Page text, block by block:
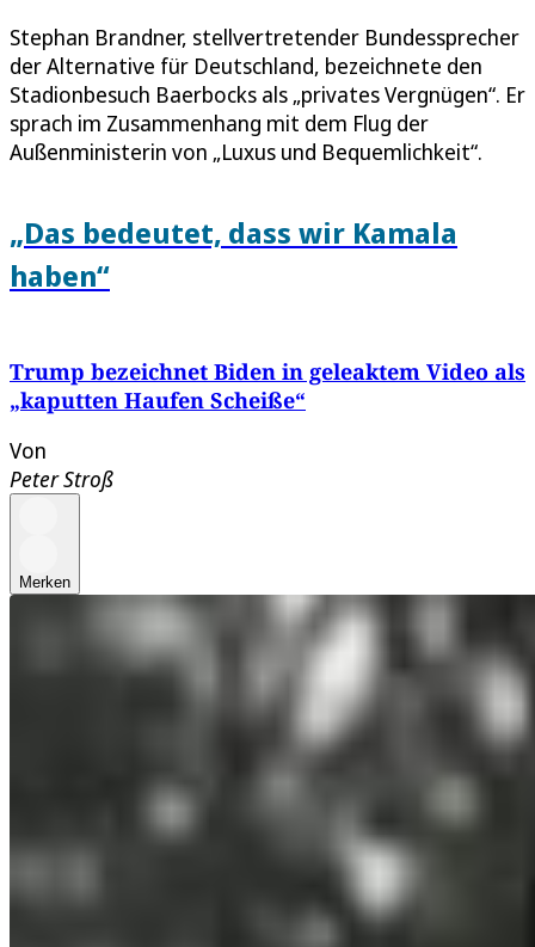
Stephan Brandner, stellvertretender Bundessprecher
der Alternative für Deutschland, bezeichnete den
Stadionbesuch Baerbocks als „privates Vergnügen“. Er
sprach im Zusammenhang mit dem Flug der
Außenministerin von „Luxus und Bequemlichkeit“.
„Das bedeutet, dass wir Kamala
haben“
Trump bezeichnet Biden in geleaktem Video als
„kaputten Haufen Scheiße“
Von
Peter Stroß
Merken